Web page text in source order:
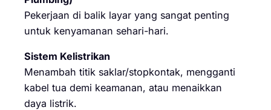
Pekerjaan di balik layar yang sangat penting
untuk kenyamanan sehari-hari.
Sistem Kelistrikan
Menambah titik saklar/stopkontak, mengganti
kabel tua demi keamanan, atau menaikkan
daya listrik.